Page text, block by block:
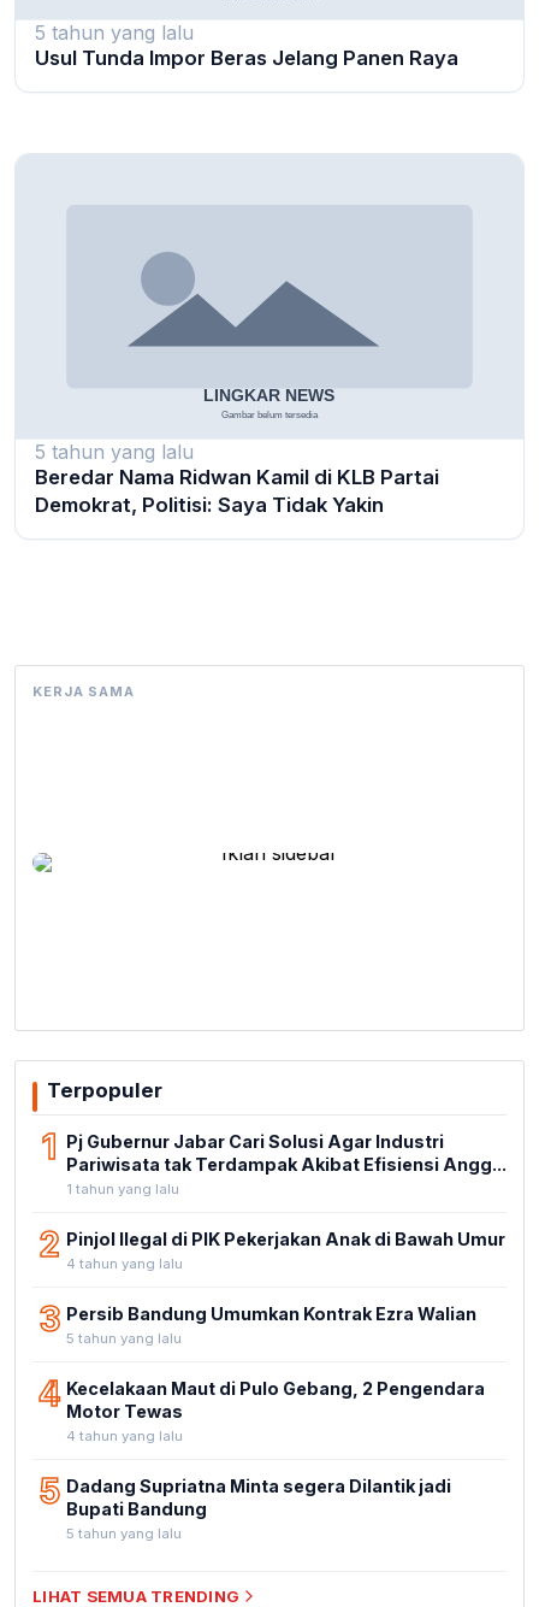
5 tahun yang lalu
Usul Tunda Impor Beras Jelang Panen Raya
5 tahun yang lalu
Beredar Nama Ridwan Kamil di KLB Partai
Demokrat, Politisi: Saya Tidak Yakin
KERJA SAMA
Terpopuler
1 Pj Gubernur Jabar Cari Solusi Agar Industri
Pariwisata tak Terdampak Akibat Efisiensi Angg...
1 tahun yang lalu
2 Pinjol Ilegal di PIK Pekerjakan Anak di Bawah Umur
4 tahun yang lalu
3 Persib Bandung Umumkan Kontrak Ezra Walian
5 tahun yang lalu
4 Kecelakaan Maut di Pulo Gebang, 2 Pengendara
Motor Tewas
4 tahun yang lalu
5 Dadang Supriatna Minta segera Dilantik jadi
Bupati Bandung
5 tahun yang lalu
LIHAT SEMUA TRENDING